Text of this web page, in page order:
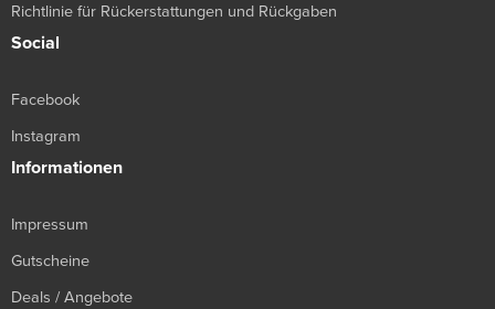
Richtlinie für Rückerstattungen und Rückgaben
Social
Facebook
Instagram
Informationen
Impressum
Gutscheine
Deals / Angebote